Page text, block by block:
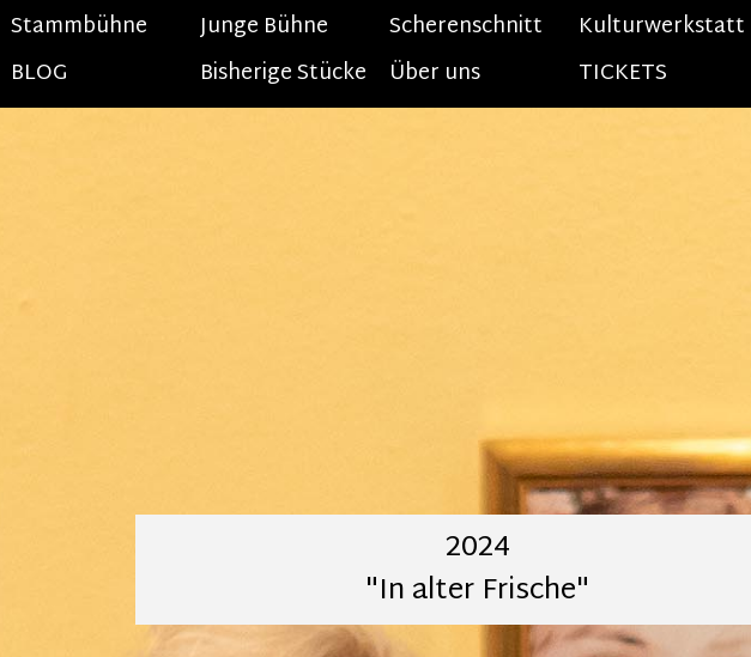
Menü überspringen
Stammbühne Junge Bühne Scherenschnitt
Kulturwerkstatt
BLOG
Bisherige Stücke ▼
Über uns TICKETS
2024
"In alter Frische"